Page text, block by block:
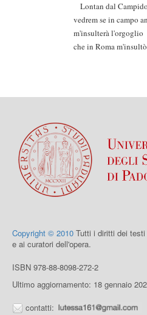
Lontan dal
vedrem se in campo
m'insulterà l'orgoglio
che in Roma
Copyright © 2010 Tutti i diritti dei
e ai curatori dell'opera.
ISBN 978-88-8098-272-2
Ultimo aggiornamento: 18 gennaio
contatti: